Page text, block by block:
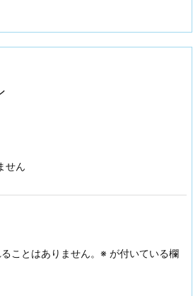
せん
ことはありません。 ※ が付いている欄